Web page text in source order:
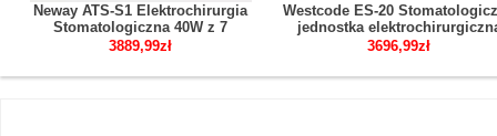
Neway ATS-S1 Elektrochirurgia
Stomatologiczna 40W z 7
Elektrodami
3889,99zł
Westcode ES-20
jednostka
system elektrochirurgii
3696,99zł